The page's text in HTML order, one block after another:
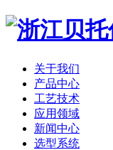
关于我们
产品中心
工艺技术
应用领域
新闻中心
选型系统